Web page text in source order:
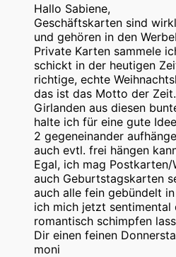
Hallo Sabiene,
Geschäftskarten sind
und gehören in den
Private Karten sammele
schickt in der heutigen
richtige, echte
das ist das Motto der Zeit.
Girlanden aus diesen
halte ich für eine gute
2 gegeneinander
auch evtl. frei hängen
Egal, ich mag Postkarten/
auch Geburtstagskarten
auch alle fein gebündelt
ich mich jetzt
romantisch schimpfen
Dir einen feinen
moni